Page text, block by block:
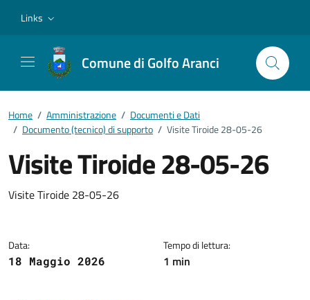
Links
Comune di Golfo Aranci
Home / Amministrazione / Documenti e Dati
/ Documento (tecnico) di supporto / Visite Tiroide 28-05-26
Visite Tiroide 28-05-26
Dettagli del documento
Visite Tiroide 28-05-26
Data:
18 Maggio 2026
Tempo di lettura:
1 min